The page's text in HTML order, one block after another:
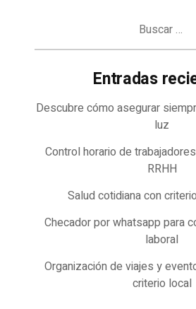
Entradas
Descubre cómo asegurar
luz
Control horario de
RRHH
Salud cotidiana con
Checador por whatsapp para
laboral
Organización de viajes y
criterio local